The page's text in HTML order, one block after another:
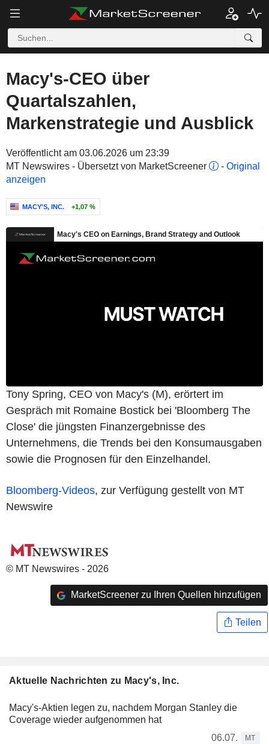
Macy's-CEO über
Quartalszahlen,
Markenstrategie und Ausblick
Veröffentlicht am 03.06.2026 um 23:39
MT Newswires - Übersetzt von MarketScreener
- Original
anzeigen
MACY'S, INC. +1,07 %
Tony Spring, CEO von Macy's (M), erörtert im
Gespräch mit Romaine Bostick bei 'Bloomberg The
Close' die jüngsten Finanzergebnisse des
Unternehmens, die Trends bei den Konsumausgaben
sowie die Prognosen für den Einzelhandel.
Bloomberg-Videos, zur Verfügung gestellt von MT
Newswire
© MT Newswires - 2026
MarketScreener zu Ihren Quellen hinzufügen
Teilen
Aktuelle Nachrichten zu Macy's, Inc.
Macy's-Aktien legen zu, nachdem Morgan Stanley die
Coverage wieder aufgenommen hat
06.07.
MT